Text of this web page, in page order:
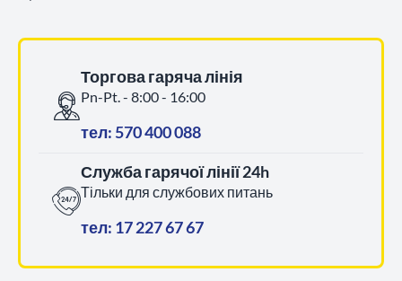
Торгова гаряча лінія
Pn-Pt. - 8:00 - 16:00
тел: 570 400 088
Служба гарячої лінії 24h
Тільки для службових питань
тел: 17 227 67 67